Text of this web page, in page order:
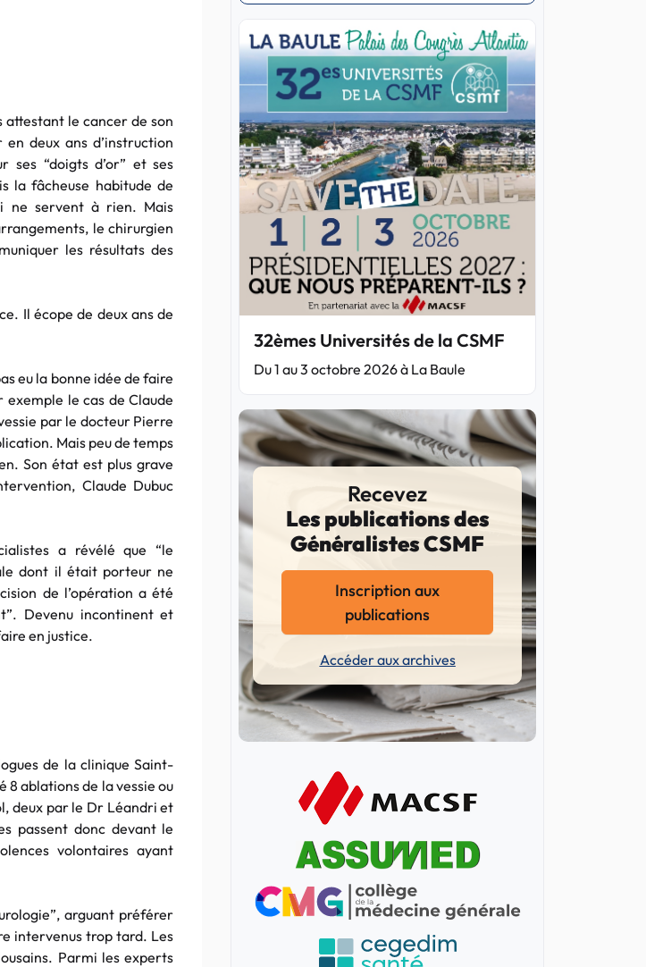
attestant le cancer de son
deux ans d’instruction
ses “doigts d’or” et ses
la fâcheuse habitude de
ne servent à rien. Mais
le chirurgien
les résultats des
Il écope de deux ans de
eu la bonne idée de faire
le cas de Claude
par le docteur Pierre
Mais peu de temps
Son état est plus grave
Claude Dubuc
a révélé que “le
dont il était porteur ne
de l’opération a été
Devenu incontinent et
en justice.
de la clinique Saint-
8 ablations de la vessie ou
deux par le Dr Léandri et
passent donc devant le
volontaires ayant
arguant préférer
intervenus trop tard. Les
Parmi les experts
32èmes Universités de la CSMF
Du 1 au 3 octobre 2026 à La Baule
Recevez
Les publications des
Généralistes CSMF
Inscription aux
publications
Accéder aux archives